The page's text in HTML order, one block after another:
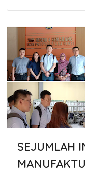
SEJUMLAH